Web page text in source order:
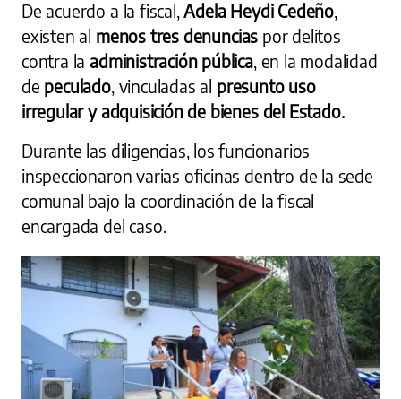
De acuerdo a la fiscal, Adela Heydi Cedeño
existen al menos tres denuncias por delitos
contra la administración pública, en la modalidad
de peculado, vinculadas al presunto uso
irregular y adquisición de bienes del Estado.
Durante las diligencias, los funcionarios
inspeccionaron varias oficinas dentro de la sede
comunal bajo la coordinación de la fiscal
encargada del caso.